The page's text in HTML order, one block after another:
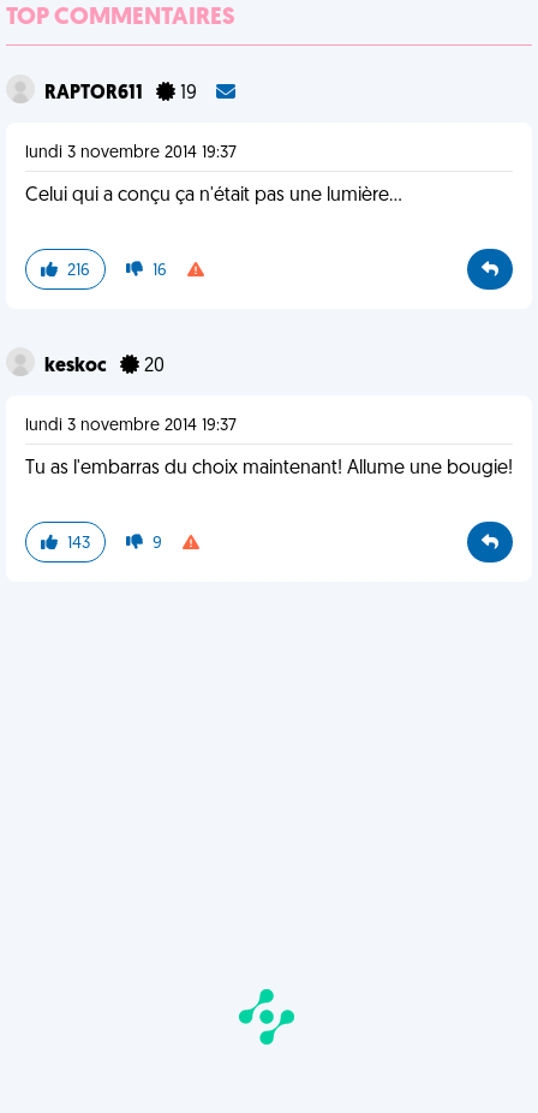
TOP COMMENTAIRES
RAPTOR611 19
lundi 3 novembre 2014 19:37
Celui qui a conçu ça n'était pas une lumière...
216 16
keskoc 20
lundi 3 novembre 2014 19:37
Tu as l'embarras du choix maintenant! Allume une bougie!
143 9